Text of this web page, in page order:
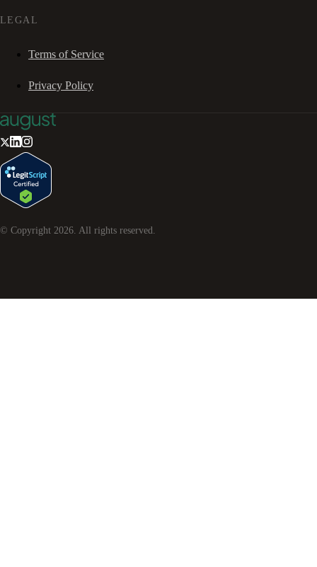
LEGAL
Terms of Service
Privacy Policy
© Copyright 2026. All rights reserved.